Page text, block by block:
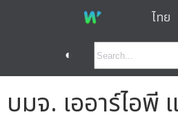
ไทย
◐
บมจ. เออาร์ไอพี